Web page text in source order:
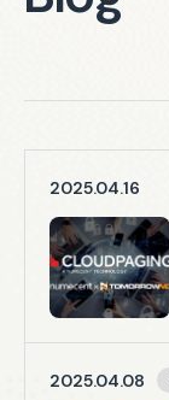
2025.04.16
2025.04.08